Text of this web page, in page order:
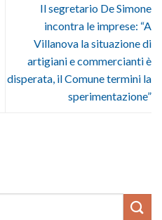
Il segretario De Simone
incontra le imprese: “A
Villanova la situazione di
artigiani e commercianti è
disperata, il Comune termini la
sperimentazione”